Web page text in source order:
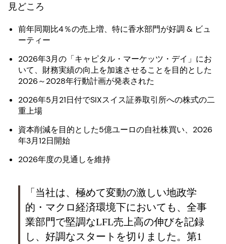
見どころ
前年同期比4％の売上増、特に香水部門が好調 & ビュ
ーティー
2026年3月の「キャピタル・マーケッツ・デイ」にお
いて、財務実績の向上を加速させることを目的とした
2026～2028年行動計画が発表された
2026年5月21日付でSIXスイス証券取引所への株式の二
重上場
資本削減を目的とした5億ユーロの自社株買い、2026
年3月12日開始
2026年度の見通しを維持
「当社は、極めて変動の激しい地政学
的・マクロ経済環境下においても、全事
業部門で堅調なLFL売上高の伸びを記録
し、好調なスタートを切りました。第1